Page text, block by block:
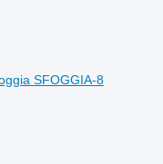
SFOGGIA-8